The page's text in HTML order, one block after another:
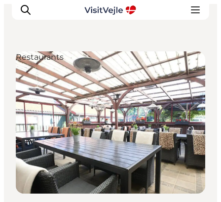
Erlebnisse
Veranstaltungen
Reiseplanung
Inspiration
Restaurants